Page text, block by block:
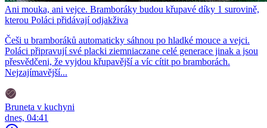
Ani mouka, ani vejce. Bramboráky budou křupavé díky 1 surovině,
kterou Poláci přidávají odjakživa
Češi u bramboráků automaticky sáhnou po hladké mouce a vejci.
Poláci připravují své placki ziemniaczane celé generace jinak a jsou
přesvědčeni, že vyjdou křupavější a víc cítit po bramborách.
Nejzajímavější...
Bruneta v kuchyni
dnes, 04:41